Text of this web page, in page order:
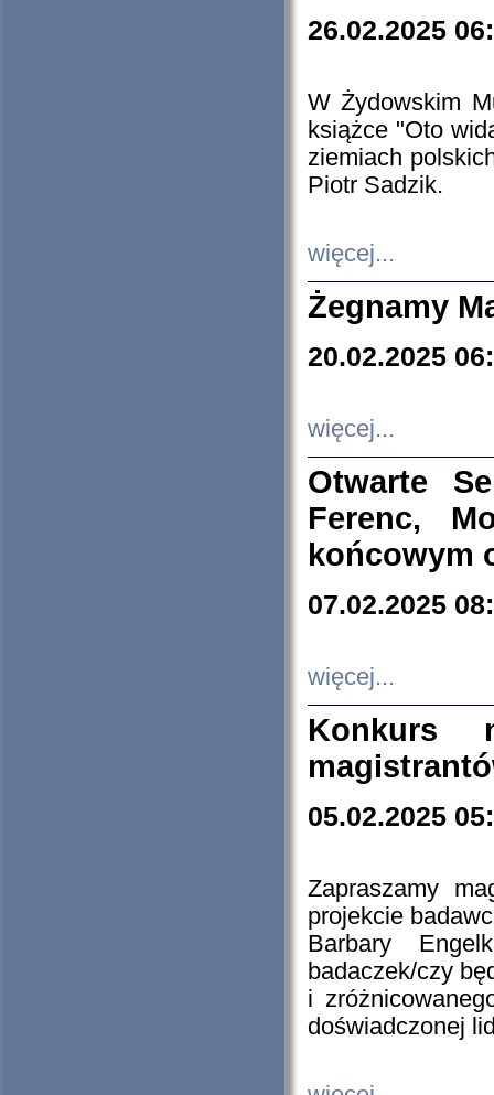
26.02.2025
W Żydowskim
książce "Oto
ziemiach
Piotr Sadzik.
więcej...
Żegnamy
20.02.2025
więcej...
Otwarte
Ferenc,
końcowym
07.02.2025
więcej...
Konkurs
05.02.2025
Zapraszamy
projekcie
Barbary
badaczek/czy
i
doświadczonej